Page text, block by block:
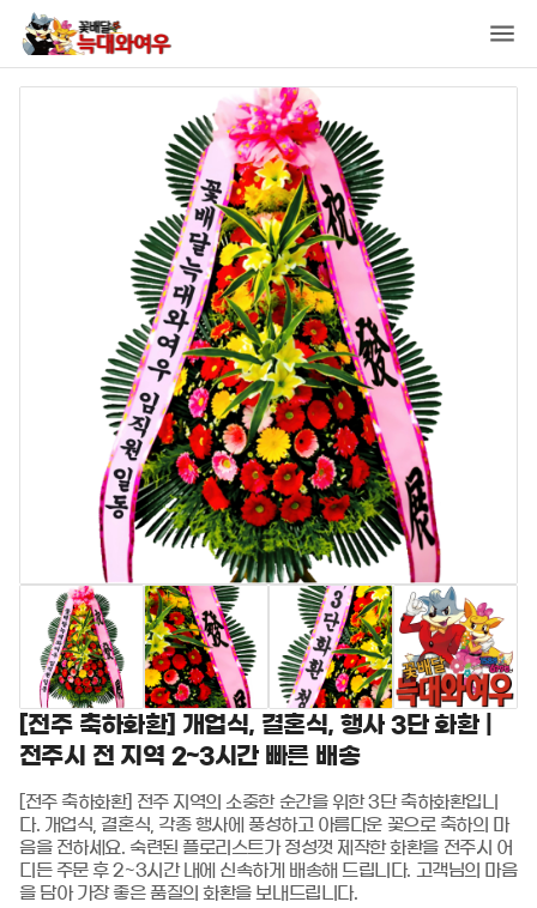
[전주 축하화환] 개업식, 결혼식, 행사 3단 화환 |
전주시 전 지역 2~3시간 빠른 배송
[전주 축하화환] 전주 지역의 소중한 순간을 위한 3단 축하화환입니
다. 개업식, 결혼식, 각종 행사에 풍성하고 아름다운 꽃으로 축하의 마
음을 전하세요. 숙련된 플로리스트가 정성껏 제작한 화환을 전주시 어
디든 주문 후 2~3시간 내에 신속하게 배송해 드립니다. 고객님의 마음
을 담아 가장 좋은 품질의 화환을 보내드립니다.